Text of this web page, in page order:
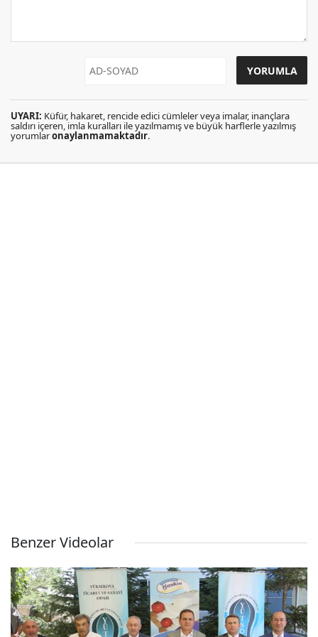
UYARI: Küfür, hakaret, rencide edici cümleler veya imalar, inançlara
saldırı içeren, imla kuralları ile yazılmamış ve büyük harflerle yazılmış
yorumlaronaylanmamaktadır.
Benzer Videolar